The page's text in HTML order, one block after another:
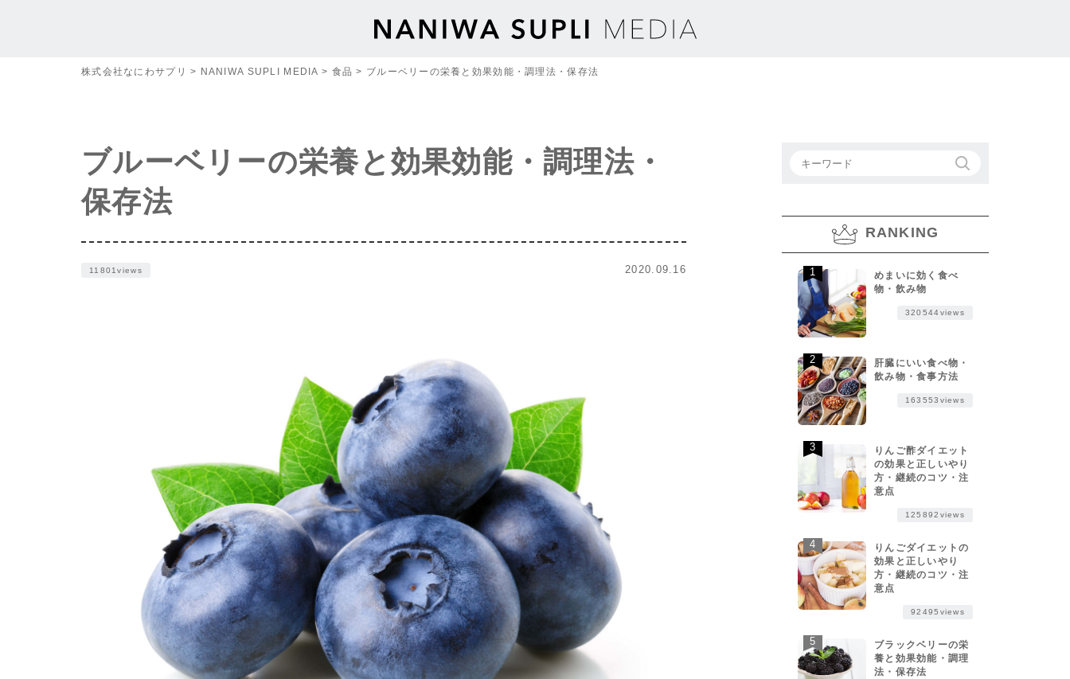
株式会社なにわサプリ > NANIWA SUPLI MEDIA > 食品 > ブルーベリーの栄養と効果効能・調理法・保存法
ブルーベリーの栄養と効果効能・調理法・
保存法
11801views 2020.09.16
RANKING
めまいに効く食べ
物・飲み物
320544views
肝臓にいい食べ物・
飲み物・食事方法
163553views
りんご酢ダイエット
の効果と正しいやり
方・継続のコツ・注
意点
125892views
りんごダイエットの
効果と正しいやり
方・継続のコツ・注
意点
92495views
ブラックベリーの栄
養と効果効能・調理
法・保存法